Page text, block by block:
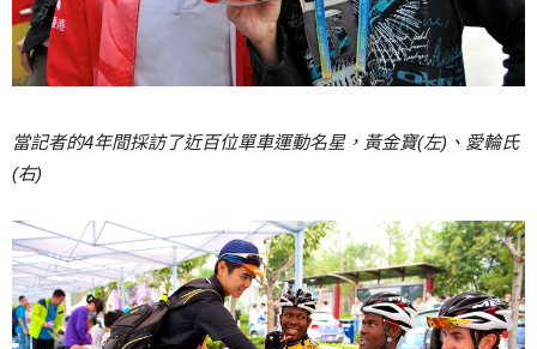
當記者的4年間採訪了近百位單車運動名星，黃金寶(左)、愛輪氏
(右)